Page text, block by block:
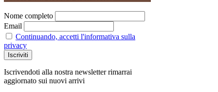
Nome completo
Email
Continuando, accetti l'informativa sulla
privacy
Iscrivendoti alla nostra newsletter rimarrai
aggiornato sui nuovi arrivi